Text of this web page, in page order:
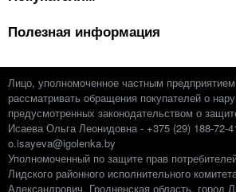
Полезная информация
Лицо, уполномоченное частным
рассматривать обращения покупателей о
предусмотренных законодательством о
Исаева Ольга Леонидовна - +375 (29) 188-72-
o.isayeva@igolenka.by
Уполномоченный по защите прав
Лидского районного исполнительного
Александрович. Гродненская область, город